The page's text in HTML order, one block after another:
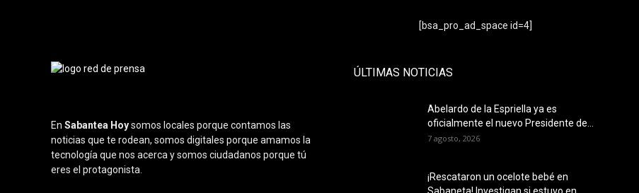
[bsa_pro_ad_space id=4]
En Sabantea Hoysomos locales porque contamos las
noticias que te rodean, somos digitales porque amamos la
tecnología que nos acerca y somos ciudadanos porque tú
eres el protagonista.
ÚLTIMAS NOTICIAS
Abelardo de la Espriella ya es
oficialmente el nuevo Presidente de...
7 agosto, 2026
¡Rescataron un ocelote bebé en